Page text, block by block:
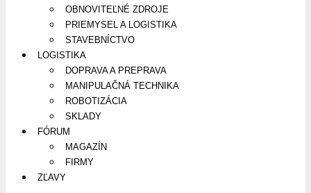
OBNOVITEĽNÉ ZDROJE
PRIEMYSEL A LOGISTIKA
STAVEBNÍCTVO
LOGISTIKA
DOPRAVA A PREPRAVA
MANIPULAČNÁ TECHNIKA
ROBOTIZÁCIA
SKLADY
FÓRUM
MAGAZÍN
FIRMY
ZĽAVY